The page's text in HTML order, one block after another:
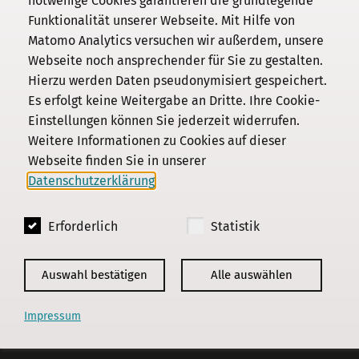
Kommission
Institut
Forschung
Publikationen
Datenschutz
Impressum
Kontakt
© 2018 - 2026KGParl
Funktionalität unserer Webseite. Mit Hilfe von
Matomo Analytics versuchen wir außerdem, unsere
Webseite noch ansprechender für Sie zu gestalten.
Hierzu werden Daten pseudonymisiert gespeichert.
Es erfolgt keine Weitergabe an Dritte. Ihre Cookie-
Einstellungen können Sie jederzeit widerrufen.
Weitere Informationen zu Cookies auf dieser
Webseite finden Sie in unserer
Datenschutzerklärung
Erforderlich Statistik
Auswahl bestätigen Alle auswählen
Impressum